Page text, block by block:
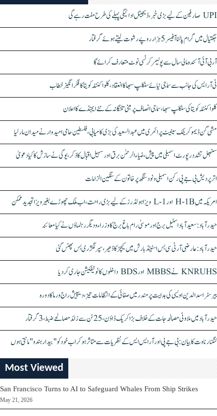
UPI صارفین کے لیے بڑی خبر، ڈیجیٹل ادائیگی پہلے کی طرح مفت رہے گی
جگتیال میں گرام پالنا آفیسر 5 ہزار روپے رشوت لیتے ہوئے گرفتار
آر بی آئی آئندہ مالی سال سے پولیمر کرنسی نوٹ متعارف کرائے گا
ٹی آر ایس کی جانب سے سماجی نیائے سنکلپ سبھا کا انعقاد، کلواکنٹلہ کویتا کا فکر انگیز خطاب
کلواکنٹلہ کویتا کی سنکلپ سبھا، سماجی انصاف پر مبنی تلنگانہ کے نئے ایجنڈے کا اعلان
مشی گن ڈیموکریٹک سینیٹ پرائمری میں عبدالسعید کی بڑی کامیابی، فلسطین حامی امیدوار نے میدان مار لیا
سنبھل تشدد رپورٹ اسمبلی میں پیش، ضیاء الرحمٰن برق اور سہیل اقبال کا ذکر، یوگی نے سازش کا کیا دعویٰ
اتر پردیش بی جے پی رکن اسمبلی ونود سنگھ پر خاتون کے سنگین الزامات
امریکہ میں H-1B اور L-1 ویزا ہولڈرز کے لیے بڑی راحت، اب ملک چھوڑے بغیر ویزا تجدید ممکن
حیدرآباد: سعیدآباد اسٹیل برج اور موسیٰ رام باغ برج کا وزراء و دیگر رہنماؤں نے کیا معائنہ
حیدرآباد: عارضی آر ٹی سی بس اسٹینڈ بارش میں کیچڑ کا ڈھیر، سپر لگژری بس پھنس گئی
KNRUHS نے MBBS اور BDS داخلوں کا نوٹیفکیشن جاری کر دیا
بیرسٹر اسدالدین اویسی کی ہدایت پر مندر میں صفائی کے انتظامات تیز، دیپیش راج ورما کا دورہ
حیدرآباد میں ملاوٹی مصالحہ جات کے خلاف بڑا کریک ڈاؤن، 25 ٹن سے زائد مصالحے ضبط، 3 گرفتار
کنگنا رناوت کا بیان: بی جے پی اور آر ایس ایس کے نظریات سے متاثر ہو کر اب خود کو "بیدار ہندو" مانتی ہوں
Most Viewed
San Francisco Turns to AI to Safeguard Whales From Ship Strikes
May 21, 2026